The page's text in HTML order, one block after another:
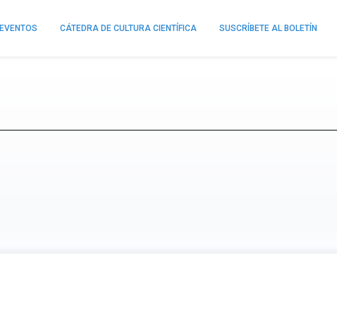
EVENTOS CÁTEDRA DE CULTURA CIENTÍFICA SUSCRÍBETE AL BOLETÍN